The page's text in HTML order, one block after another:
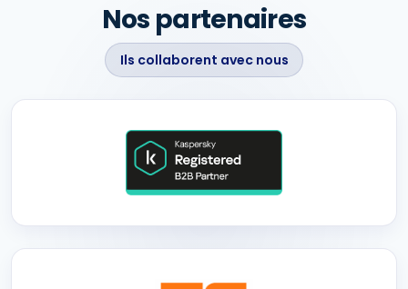
Nos partenaires
Ils collaborent avec nous